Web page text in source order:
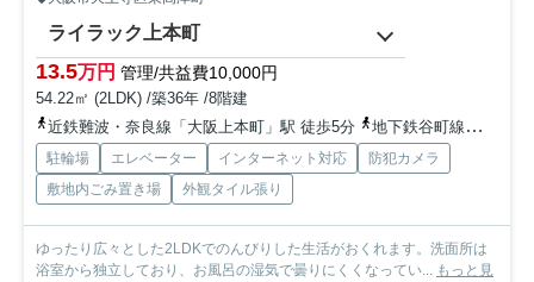
ライラック上本町
13.5万円 管理/共益費10,000円
54.22㎡ (2LDK) /築36年 /8階建
近鉄難波・奈良線「大阪上本町」駅 徒歩5分
地下鉄谷町線「谷町九丁目」駅 徒歩6分
駐輪場 エレベーター インターネット対応
防犯カメラ
敷地内ごみ置き場
外観タイル張り
ゆったり広々とした2LDKでのんびりした生活がおくれます。洗面所は
浴室から独立しており、お風呂の湿気で曇りにくくなってい... もっと見